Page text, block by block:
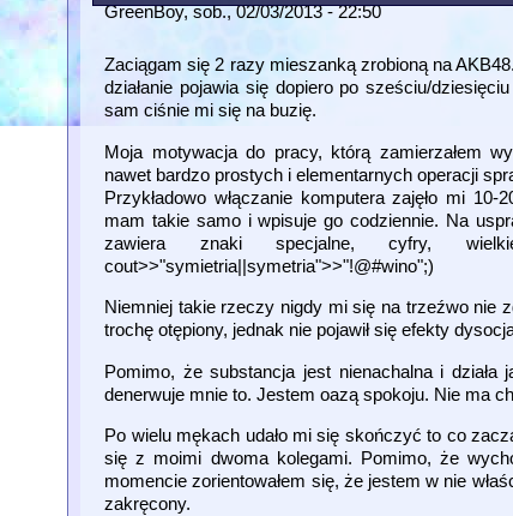
GreenBoy, sob., 02/03/2013 - 22:50
Zaciągam się 2 razy mieszanką zrobioną na
działanie pojawia się dopiero po sześciu/
sam ciśnie mi się na buzię.
Moja motywacja do pracy, którą zamierzałem
nawet bardzo prostych i elementarnych operacji
Przykładowo włączanie komputera zajęło mi
mam takie samo i wpisuje go codziennie. Na
zawiera znaki specjalne, cyfry,
cout>>"symietria||symetria">>"!@#wino";)
Niemniej takie rzeczy nigdy mi się na trzeźwo nie
trochę otępiony, jednak nie pojawił się efekty
Pomimo, że substancja jest nienachalna i
denerwuje mnie to. Jestem oazą spokoju. Nie ma
Po wielu mękach udało mi się skończyć to co
się z moimi dwoma kolegami. Pomimo, że
momencie zorientowałem się, że jestem w nie
zakręcony.